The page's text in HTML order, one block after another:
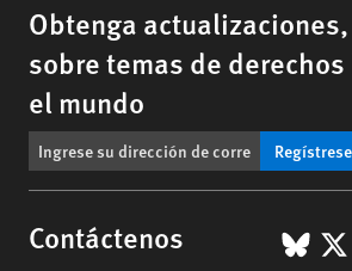
Obtenga
sobre temas de
el mundo
Regístrese
Contáctenos X